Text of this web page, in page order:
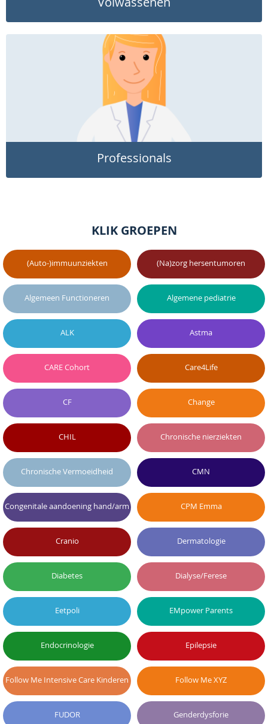
Professionals
KLIK GROEPEN
(Auto-)immuunziekten (Na)zorg hersentumoren
Algemeen Functioneren Algemene pediatrie
ALK Astma
CARE Cohort Care4Life
CF Change
CHIL Chronische nierziekten
Chronische Vermoeidheid CMN
Congenitale aandoening hand/arm CPM Emma
Cranio Dermatologie
Diabetes Dialyse/Ferese
Eetpoli EMpower Parents
Endocrinologie Epilepsie
Follow Me Intensive Care Kinderen Follow Me XYZ
FUDOR Genderdysforie